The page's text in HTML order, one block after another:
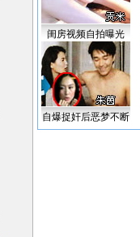
闺房视频自拍曝光
自爆捉奸后恶梦不断